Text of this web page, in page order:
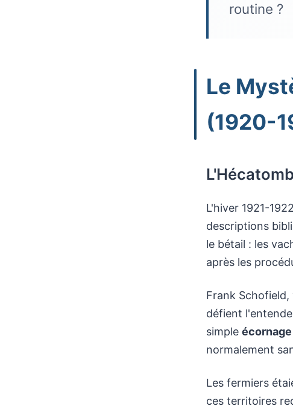
routine ?
Le
(1920-
L'hiver 1921-
descriptions
le bétail : les
après les
Frank
défient
simple écornage
normalement
Les fermiers
ces territoires